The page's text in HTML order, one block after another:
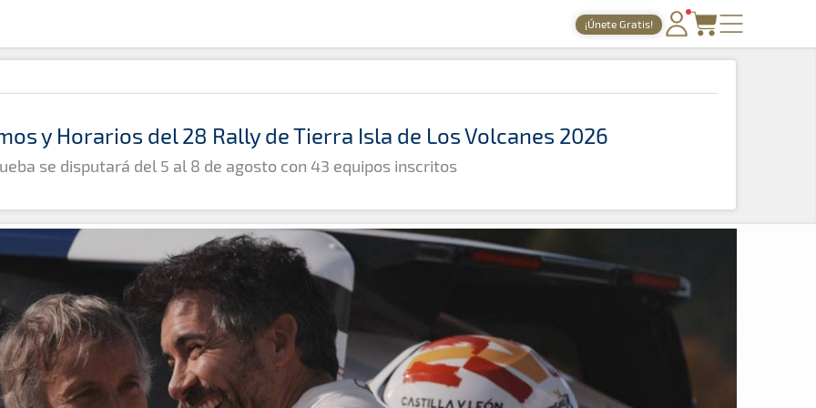
¡Únete Gratis!
PORTADA
TIEMPOS ONLINE
GALERÍAS
ARCHIVO
y Horarios del 28 Rally de Tierra Isla de Los Volcanes 2026
se disputará del 5 al 8 de agosto con 43 equipos inscritos